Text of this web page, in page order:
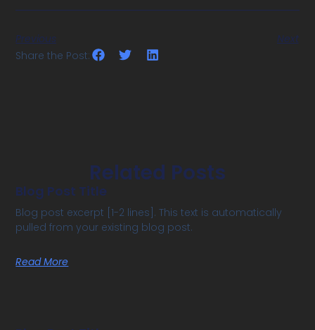
Previous
Next
Share the Post:
Related Posts
Blog Post Title
Blog post excerpt [1-2 lines]. This text is automatically
pulled from your existing blog post.
Read More